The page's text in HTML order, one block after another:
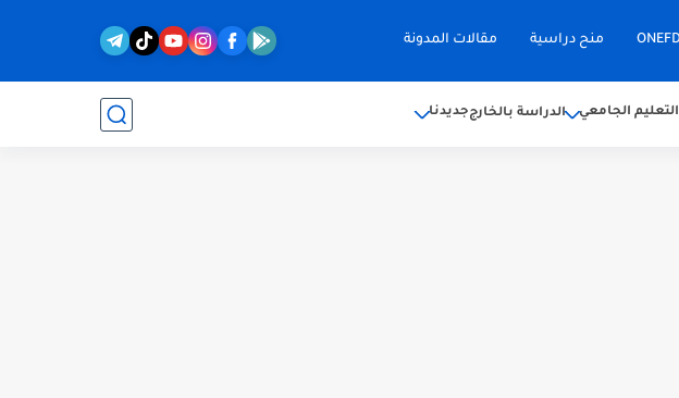
منح دراسية مقالات المدونة
التعليم الجامعي الدراسة بالخارججديدنا